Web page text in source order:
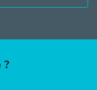
?